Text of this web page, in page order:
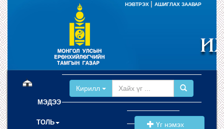
НЭВТРЭХ АШИГЛАХ ЗААВАР
МЭДЭЭ
ТОЛЬ
Кирилл
Үг нэмэх